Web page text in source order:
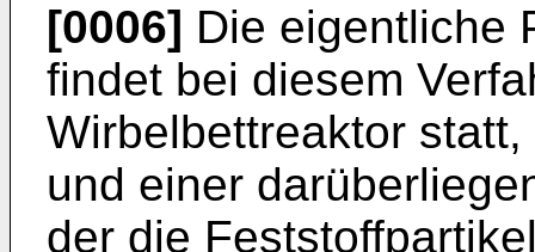
[0006] Die eigentliche
findet bei diesem
Wirbelbettreaktor
und einer
der die